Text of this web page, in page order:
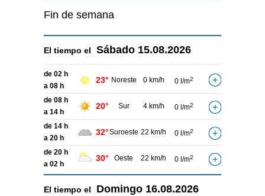
Fin de semana
El tiempo el Sábado 15.08.2026
de 02 h
a 08 h
23° Noreste 0 km/h 0 l/m2
de 08 h
a 14 h
20° Sur 4 km/h 0 l/m2
de 14 h
a 20 h
32°Suroeste 22 km/h 0 l/m2
de 20 h
a 02 h
30° Oeste 22 km/h 0 l/m2
El tiempo el Domingo 16.08.2026